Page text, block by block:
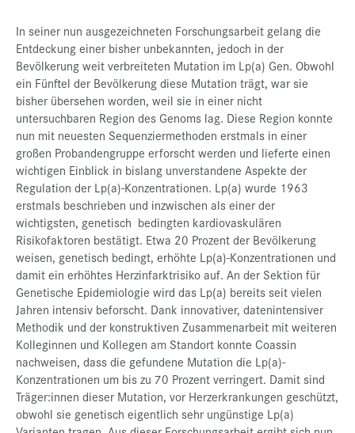
In seiner nun ausgezeichneten Forschungsarbeit gelang die
Entdeckung einer bisher unbekannten, jedoch in der
Bevölkerung weit verbreiteten Mutation im Lp(a) Gen. Obwohl
ein Fünftel der Bevölkerung diese Mutation trägt, war sie
bisher übersehen worden, weil sie in einer nicht
untersuchbaren Region des Genoms lag. Diese Region konnte
nun mit neuesten Sequenziermethoden erstmals in einer
großen Probandengruppe erforscht werden und lieferte einen
wichtigen Einblick in bislang unverstandene Aspekte der
Regulation der Lp(a)-Konzentrationen. Lp(a) wurde 1963
erstmals beschrieben und inzwischen als einer der
wichtigsten, genetisch bedingten kardiovaskulären
Risikofaktoren bestätigt. Etwa 20 Prozent der Bevölkerung
weisen, genetisch bedingt, erhöhte Lp(a)-Konzentrationen und
damit ein erhöhtes Herzinfarktrisiko auf. An der Sektion für
Genetische Epidemiologie wird das Lp(a) bereits seit vielen
Jahren intensiv beforscht. Dank innovativer, datenintensiver
Methodik und der konstruktiven Zusammenarbeit mit weiteren
Kolleginnen und Kollegen am Standort konnte Coassin
nachweisen, dass die gefundene Mutation die Lp(a)-
Konzentrationen um bis zu 70 Prozent verringert. Damit sind
Träger:innen dieser Mutation, vor Herzerkrankungen geschützt,
obwohl sie genetisch eigentlich sehr ungünstige Lp(a)